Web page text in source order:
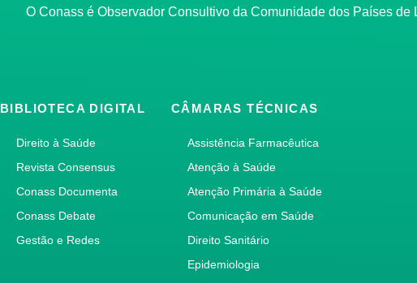
O Conass é Observador Consultivo da Comunidade dos Países
BIBLIOTECA DIGITAL
Direito à Saúde
Revista Consensus
Conass Documenta
Conass Debate
Gestão e Redes
CÂMARAS TÉCNICAS
Assistência Farmacêutica
Atenção à Saúde
Atenção Primária à Saúde
Comunicação em Saúde
Direito Sanitário
Epidemiologia